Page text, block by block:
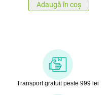
Adaugă în coș
Transport gratuit peste 999 lei